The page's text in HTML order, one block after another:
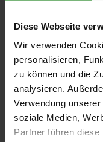
Diese Webseite
Wir verwenden
personalisieren,
zu können und die
analysieren.
Verwendung
soziale Medien,
Partner führen
September
Die aktuelle
können Sie